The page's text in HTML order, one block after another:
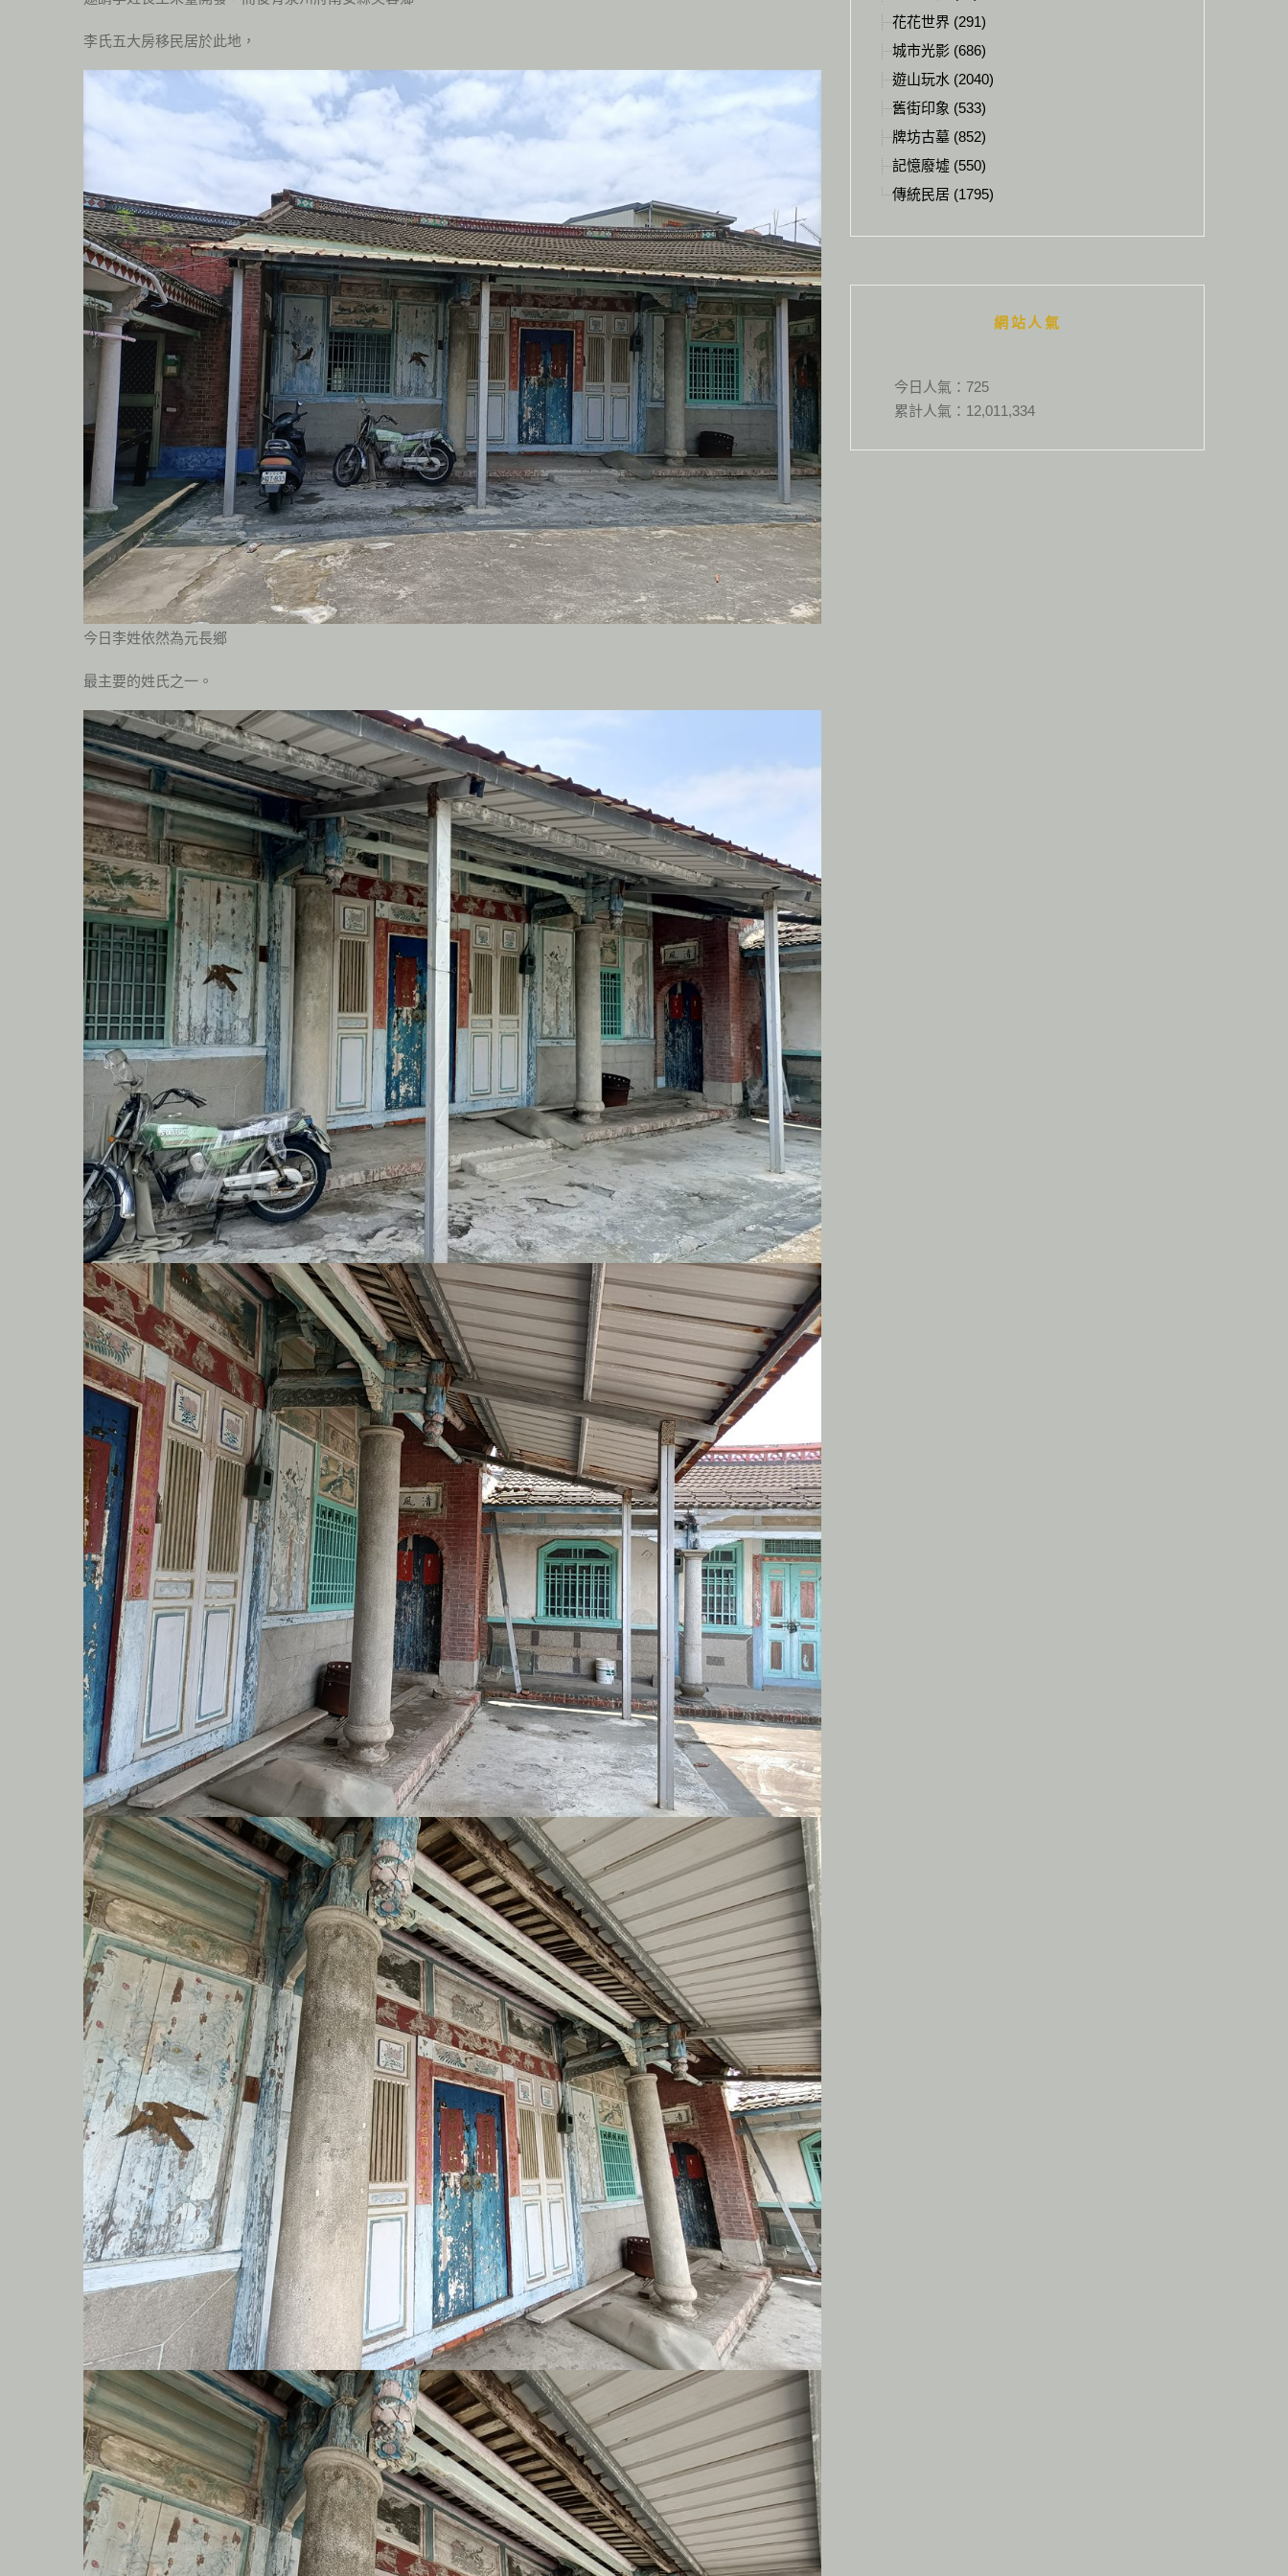
李氏五大房移民居於此地，
今日李姓依然為元長鄉
最主要的姓氏之一。
花花世界 (291)
城市光影 (686)
遊山玩水 (2040)
舊街印象 (533)
牌坊古墓 (852)
記憶廢墟 (550)
傳統民居 (1795)
網站人氣
今日人氣： 725
累計人氣： 12,011,334